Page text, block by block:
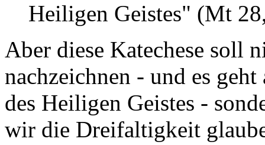
Heiligen Geistes" (Mt
Aber diese Katechese soll
nachzeichnen - und es
des Heiligen Geistes -
wir die Dreifaltigkeit